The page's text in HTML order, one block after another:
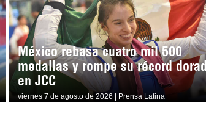
México rebasa cuatro mil 500
medallas y rompe su récord
en JCC
viernes 7 de agosto de 2026 | Prensa Latina